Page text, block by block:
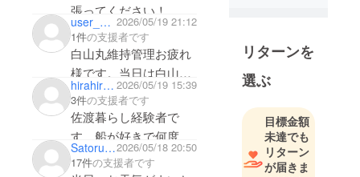
張ってください！
user_e64c8a066684 2026/05/19 21:12
1件の支援者です
白山丸維持管理お疲れ
様です。当日は白山丸
祭りに伺うことはでき
ませんが、岩手の地よ
り応援しています！頑
張ってください！
hirahira11 2026/05/19 15:39
3件の支援者です
佐渡暮らし経験者で
す。船が好きで何度も
見に行きましたが、コ
Satoru_is_my_classmate2026/05/18 20:50
17件の支援者です
大な帆が風
を受ける
「北前船白
山丸まつ
り」の実施
や、船の整
備を通じ
リターンを
選ぶ
目標金額
未達でも
リターン
が届きま